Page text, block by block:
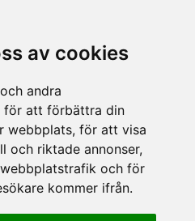
av cookies
andra
för att förbättra din
webbplats, för att visa
och riktade annonser,
och för
kommer ifrån.